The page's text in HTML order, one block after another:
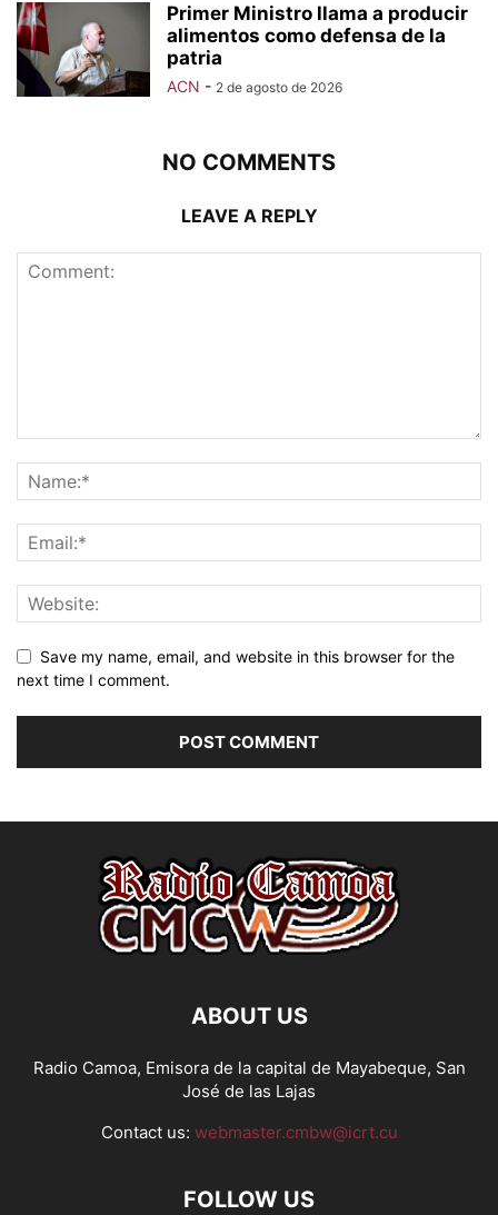
Primer Ministro llama a producir
alimentos como defensa de la
patria
ACN - 2 de agosto de 2026
NO COMMENTS
LEAVE A REPLY
Save my name, email, and website in this browser for the
next time I comment.
ABOUT US
Radio Camoa, Emisora de la capital de Mayabeque, San
José de las Lajas
Contact us: webmaster.cmbw@icrt.cu
FOLLOW US